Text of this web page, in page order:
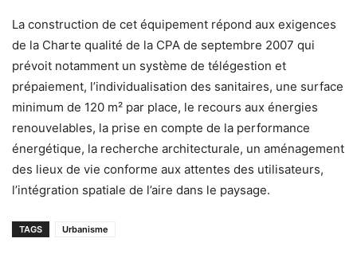
La construction de cet équipement répond aux exigences
de la Charte qualité de la CPA de septembre 2007 qui
prévoit notamment un système de télégestion et
prépaiement, l’individualisation des sanitaires, une surface
minimum de 120 m² par place, le recours aux énergies
renouvelables, la prise en compte de la performance
énergétique, la recherche architecturale, un aménagement
des lieux de vie conforme aux attentes des utilisateurs,
l’intégration spatiale de l’aire dans le paysage.
TAGS Urbanisme